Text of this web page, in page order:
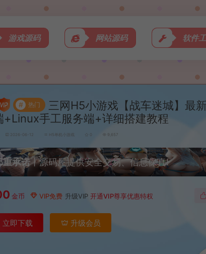
游戏源码 网站源码 软件
# 热门
三网H5小游戏【战车迷城】最
+Linux手工服务端+详细搭建教程
2026-06-12 H5单机小游戏 0 9,657
重承诺丨源码屋提供安全交易、信息保真!
金币 VIP免费 升级VIP 开通VIP尊享优惠特权
立即下载 升级会员